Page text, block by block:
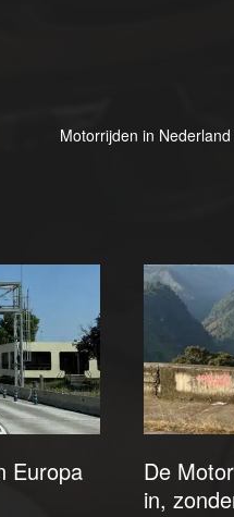
Motorrijden in
Europa
De
in,